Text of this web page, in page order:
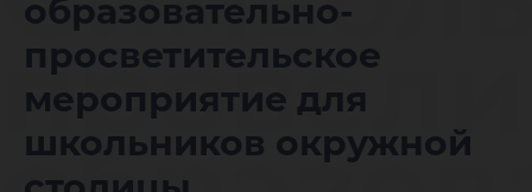
образовательно-
просветительское
мероприятие для
школьников окружной
провели